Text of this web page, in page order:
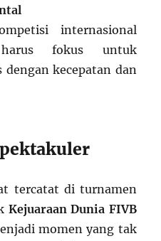
internasional
fokus untuk
dengan kecepatan dan
tercatat di turnamen
Kejuaraan Dunia FIVB
momen yang tak